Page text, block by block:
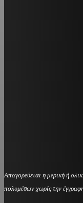
Απαγορεύεται η μερική ή
πολυμέσων χωρίς την